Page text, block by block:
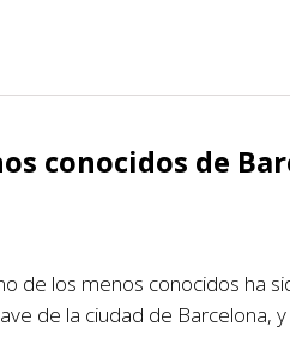
conocidos de
de los menos conocidos ha
de la ciudad de Barcelona,